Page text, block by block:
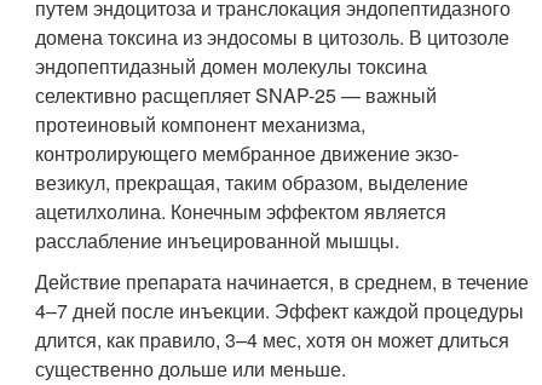
путем эндоцитоза и транслокация эндопептидазного
домена токсина из эндосомы в цитозоль. В цитозоле
эндопептидазный домен молекулы токсина
селективно расщепляет SNAP-25 — важный
протеиновый компонент механизма,
контролирующего мембранное движение экзо-
везикул, прекращая, таким образом, выделение
ацетилхолина. Конечным эффектом является
расслабление инъецированной мышцы.
Действие препарата начинается, в среднем, в течение
4–7 дней после инъекции. Эффект каждой процедуры
длится, как правило, 3–4 мес, хотя он может длиться
существенно дольше или меньше.